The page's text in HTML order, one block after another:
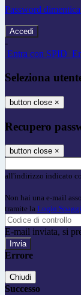
Password
-
Entra con SPID
Seleziona
button close ×
Recupero
button close ×
all'indirizzo indicato
Non hai una e-mail
tramite la Login
E-mail inviata, si
Errore
Chiudi
Successo